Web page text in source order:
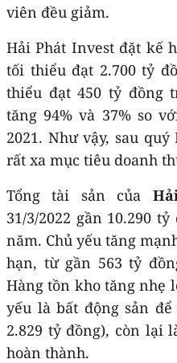
viên đều giảm.
Hải Phát Invest đặt kế
tối thiểu đạt 2.700 tỷ
thiểu đạt 450 tỷ đồng
tăng 94% và 37% so
2021. Như vậy, sau
rất xa mục tiêu doanh
Tổng tài sản của
31/3/2022 gần 10.290
năm. Chủ yếu tăng
hạn, từ gần 563 tỷ
Hàng tồn kho tăng nhẹ
yếu là bất động sản
2.829 tỷ đồng), còn lại
hoàn thành.